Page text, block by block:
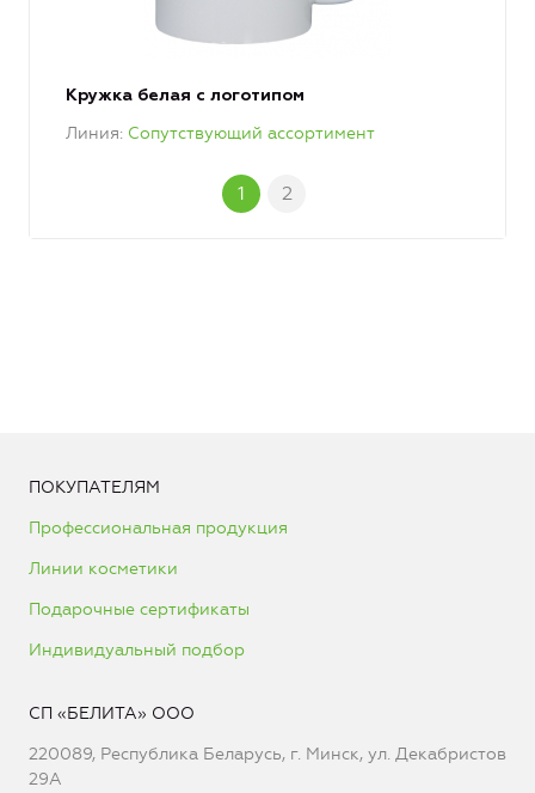
Кружка белая с логотипом
Линия Сопутствующий ассортимент
1 2
ПОКУПАТЕЛЯМ
Профессиональная продукция
Линии косметики
Подарочные сертификаты
Индивидуальный подбор
СП «БЕЛИТА» ООО
220089, Республика Беларусь, г. Минск, ул. Декабристов
29А